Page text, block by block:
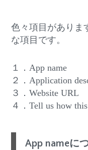
色々項目がありま
な項目です。
１．App name
２．Application
３．Website URL
４．Tell us how
App nameに